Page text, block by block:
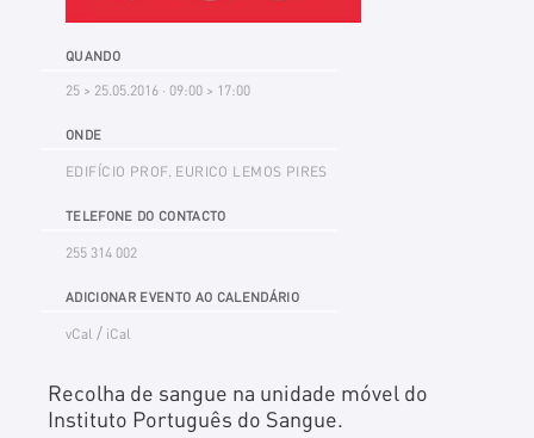
QUANDO
25 > 25.05.2016 · 09:00 > 17:00
ONDE
EDIFÍCIO PROF. EURICO LEMOS PIRES
TELEFONE DO CONTACTO
255 314 002
ADICIONAR EVENTO AO CALENDÁRIO
vCal / iCal
Recolha de sangue na unidade móvel do
Instituto Português do Sangue.